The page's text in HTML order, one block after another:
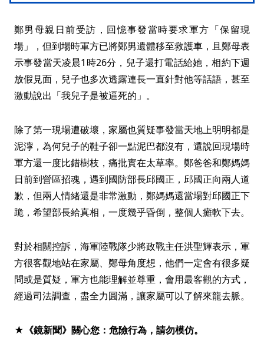
鄭男母親日前受訪，回憶事發當時要求軍方「保留現
場」，但到場時軍方已將鄭男遺體移至救護車，且鄭母表
示事發當天凌晨1時26分，兒子還打電話給她，相約下週
放假見面，兒子也多次透露連長一直針對他等話語，甚至
激動說出「我兒子是被逼死的」。
除了第一現場遭破壞，家屬也質疑事發當天地上明明都是
泥濘，為何兒子的鞋子卻一點泥巴都沒有，還說回現場時
軍方還一度比錯樹枝，痛批實在太草率。鄭爸爸和鄭媽媽
日前到營區招魂，遇到國防部長邱國正，邱國正向兩人道
歉，但兩人情緒還是非常激動，鄭媽媽還當場對邱國正下
跪，希望部長給真相，一度幾乎昏倒，整個人癱軟下去。
對於相關控訴，海軍陸戰隊少將政戰主任洪聖輝表示，軍
方很客觀地站在家屬、鄭母角度想，他們一定會有很多疑
問或是質疑，軍方也能理解並尊重，會用最客觀的方式，
經過司法調查，盡全力圓滿，讓家屬可以了解來龍去脈。
★《鏡新聞》關心您：危險行為，請勿模仿。